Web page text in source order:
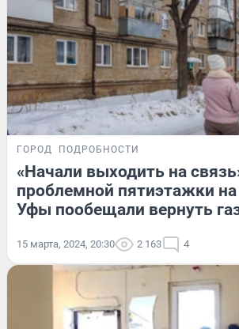
ГОРОД ПОДРОБНОСТИ
«Начали выходить на
проблемной пятиэтажки на
Уфы пообещали вернуть
15 марта, 2024, 20:30 2 163 4